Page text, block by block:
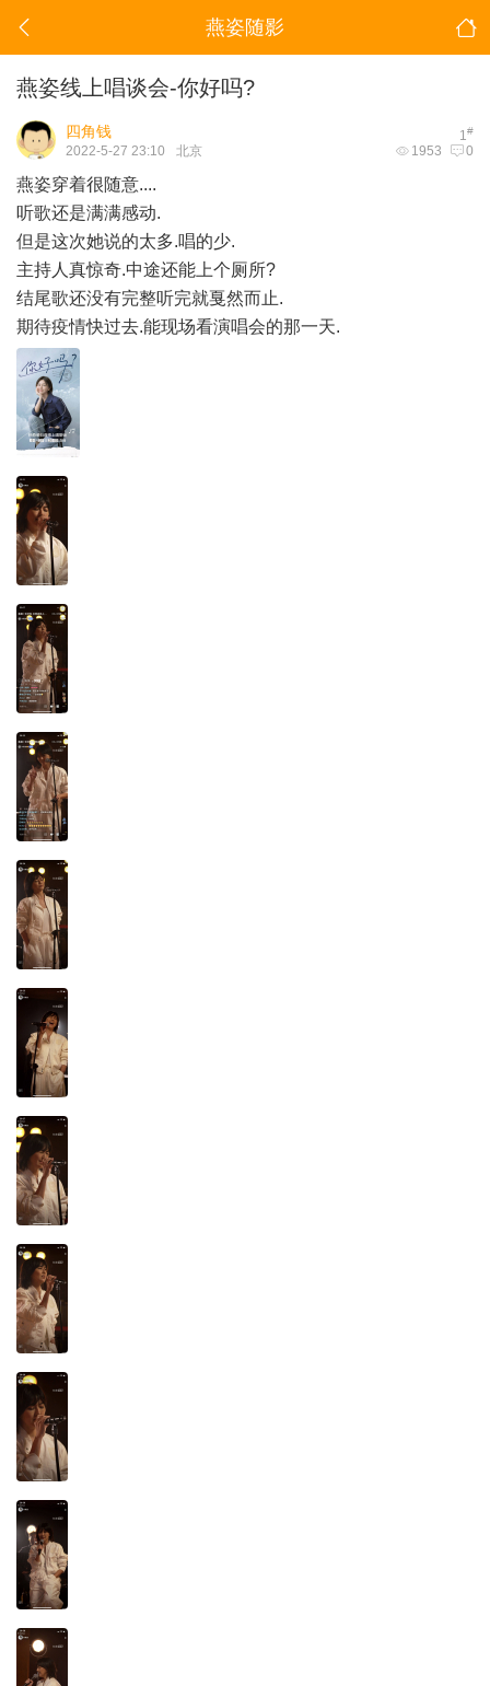
燕姿随影
燕姿线上唱谈会-你好吗?
1#
四角钱
1953 0
2022-5-27 23:10 北京
燕姿穿着很随意....
听歌还是满满感动.
但是这次她说的太多.唱的少.
主持人真惊奇.中途还能上个厕所?
结尾歌还没有完整听完就戛然而止.
期待疫情快过去.能现场看演唱会的那一天.